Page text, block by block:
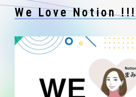
We Love Notion !!!